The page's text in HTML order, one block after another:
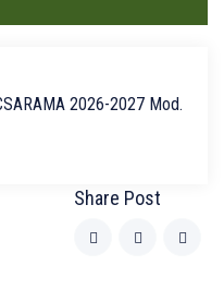
2026-2027 Mod.
Share Post